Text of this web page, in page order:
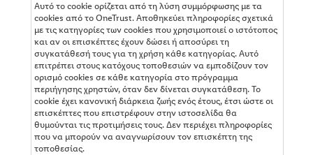
Αυτό το cookie ορίζεται από τη λύση συμμόρφωσης με τα
cookies από το OneTrust. Αποθηκεύει πληροφορίες σχετικά
με τις κατηγορίες των cookies που χρησιμοποιεί ο ιστότοπος
και αν οι επισκέπτες έχουν δώσει ή αποσύρει τη
συγκατάθεσή τους για τη χρήση κάθε κατηγορίας. Αυτό
επιτρέπει στους κατόχους τοποθεσιών να εμποδίζουν τον
ορισμό cookies σε κάθε κατηγορία στο πρόγραμμα
περιήγησης χρηστών, όταν δεν δίνεται συγκατάθεση. Το
cookie έχει κανονική διάρκεια ζωής ενός έτους, έτσι ώστε οι
επισκέπτες που επιστρέφουν στην ιστοσελίδα θα
θυμούνται τις προτιμήσεις τους. Δεν περιέχει πληροφορίες
που να μπορούν να αναγνωρίσουν τον επισκέπτη της
τοποθεσίας.